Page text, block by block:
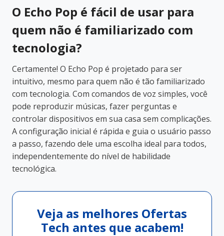
O Echo Pop é fácil de usar para
quem não é familiarizado com
tecnologia?
Certamente! O Echo Pop é projetado para ser
intuitivo, mesmo para quem não é tão familiarizado
com tecnologia. Com comandos de voz simples, você
pode reproduzir músicas, fazer perguntas e
controlar dispositivos em sua casa sem complicações.
A configuração inicial é rápida e guia o usuário passo
a passo, fazendo dele uma escolha ideal para todos,
independentemente do nível de habilidade
tecnológica.
Veja as melhores Ofertas
Tech antes que acabem!